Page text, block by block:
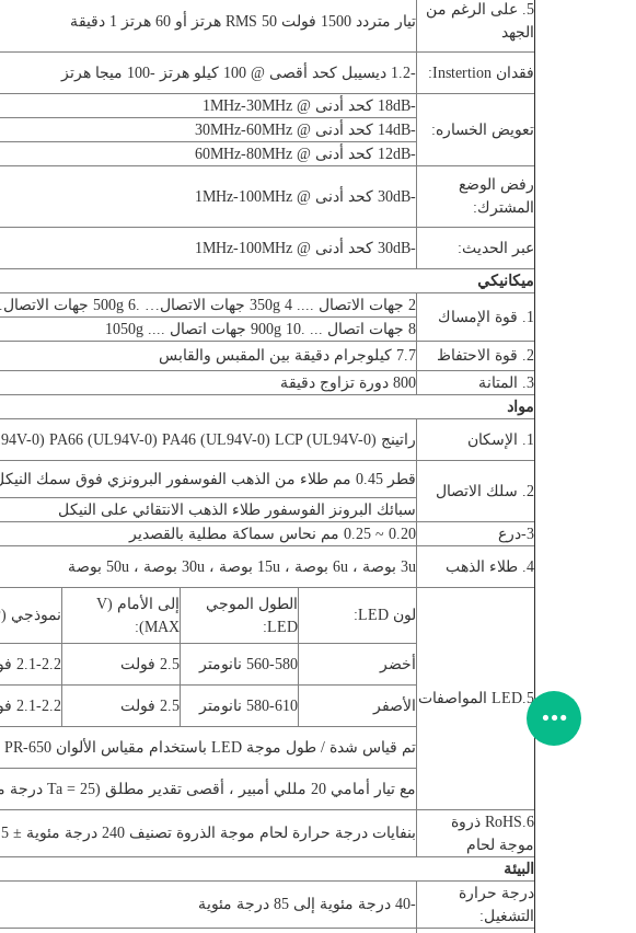
5. على الرغم من
الجهد
تيار متردد 1500 فولت RMS 50 هرتز أو 60 هرتز 1 دقيقة
فقدان Instertion: -1.2 ديسيبل كحد أقصى @ 100 كيلو هرتز -100 ميجا هرتز
تعويض الخساره:
-18dB كحد أدنى @ 1MHz-30MHz
-14dB كحد أدنى @ 30MHz-60MHz
-12dB كحد أدنى @ 60MHz-80MHz
رفض الوضع
المشترك:
-30dB كحد أدنى @ 1MHz-100MHz
عبر الحديث:
-30dB كحد أدنى @ 1MHz-100MHz
ميكانيكي
1. قوة الإمساك
2 جهات الاتصال .... 350g 4 جهات الاتصال… .500g 6 جهات الاتصال… .750g
8 جهات اتصال ... .900g 10 جهات اتصال .... 1050g
2. قوة الاحتفاظ
7.7 كيلوجرام دقيقة بين المقبس والقابس
3. المتانة
800 دورة تزاوج دقيقة
مواد
1. الإسكان
راتينج ABS (UL94V-0) PBT (UL94V-0) PA66 (UL94V-0) PA46 (UL94V-0) LCP (UL94V-0)
2. سلك الاتصال
قطر 0.45 مم طلاء من الذهب الفوسفور البرونزي فوق سمك النيكل 0.35 مم
سبائك البرونز الفوسفور طلاء الذهب الانتقائي على النيكل
3-درع
0.20 ~ 0.25 مم نحاس سماكة مطلية بالقصدير
4. طلاء الذهب
3u بوصة ، 6u بوصة ، 15u بوصة ، 30u بوصة ، 50u بوصة
5.LED المواصفات
لون LED:
الطول الموجي
LED:
إلى الأمام (V
MAX):
نموذجي (V TYP):
أخضر 560-580 نانومتر 2.5 فولت 2.1-2.2 فولت
الأصفر 580-610 نانومتر 2.5 فولت 2.1-2.2 فولت
تم قياس شدة / طول موجة LED باستخدام مقياس الألوان PR-650 من Photo Research
مع تيار أمامي 20 مللي أمبير ، أقصى تقدير مطلق (Ta = 25 درجة مئوية)
6.RoHS ذروة
موجة لحام
بنفايات درجة حرارة لحام موجة الذروة تصنيف 240 درجة مئوية ± 5 درجة مئوية
البيئة
درجة حرارة
التشغيل:
-40 درجة مئوية إلى 85 درجة مئوية